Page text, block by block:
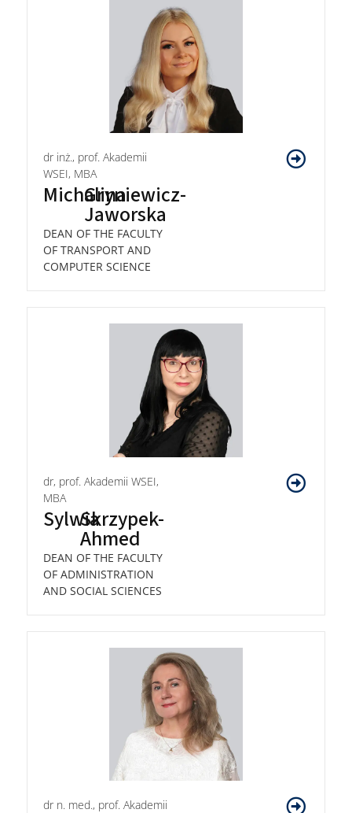
dr inż., prof. Akademii
WSEI, MBA
MichalinaGryniewicz-
Jaworska
DEAN OF THE FACULTY
OF TRANSPORT AND
COMPUTER SCIENCE
dr, prof. Akademii WSEI,
MBA
SylwiaSkrzypek-
Ahmed
DEAN OF THE FACULTY
OF ADMINISTRATION
AND SOCIAL SCIENCES
dr n. med., prof. Akademii